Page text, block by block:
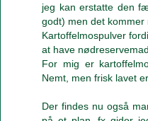
jeg kan erstatte den
godt) men det kommer
Kartoffelmospulver
at have
For mig er
Nemt, men frisk lavet
Der findes nu også